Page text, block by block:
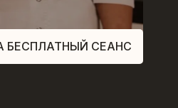
БЕСПЛАТНЫЙ СЕАНС